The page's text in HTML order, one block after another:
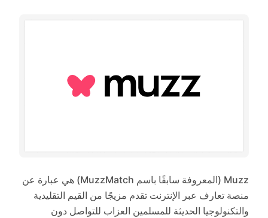
Muzz (المعروفة سابقًا باسم MuzzMatch) هي عبارة عن
منصة تعارف عبر الإنترنت تقدم مزيجًا من القيم التقليدية
والتكنولوجيا الحديثة للمسلمين العزاب للتواصل دون